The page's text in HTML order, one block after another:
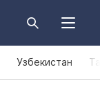
Узбекистан